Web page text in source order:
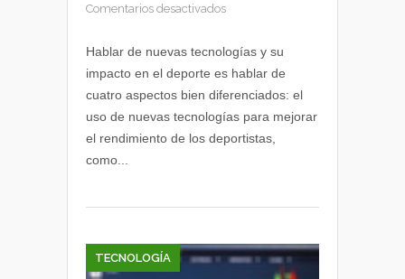
Comentarios desactivadosen
tecnologías
mundo
del
deporte
Hablar de nuevas tecnologías y su
impacto en el deporte es hablar de
cuatro aspectos bien diferenciados: el
uso de nuevas tecnologías para mejorar
el rendimiento de los deportistas,
como...
TECNOLOGÍA